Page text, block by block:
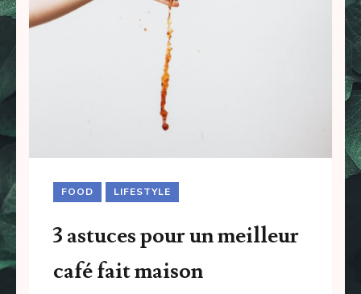
FOOD LIFESTYLE
3 astuces pour un meilleur
café fait maison